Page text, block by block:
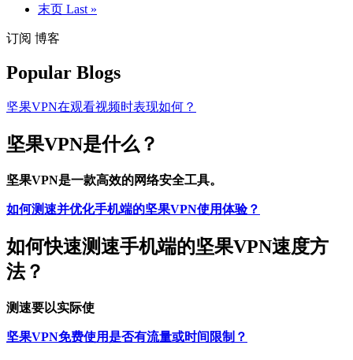
末页 Last »
订阅 博客
Popular Blogs
坚果VPN在观看视频时表现如何？
坚果VPN是什么？
坚果VPN是一款高效的网络安全工具。
如何测速并优化手机端的坚果VPN使用体验？
如何快速测速手机端的坚果VPN速度方
法？
测速要以实际使
坚果VPN免费使用是否有流量或时间限制？